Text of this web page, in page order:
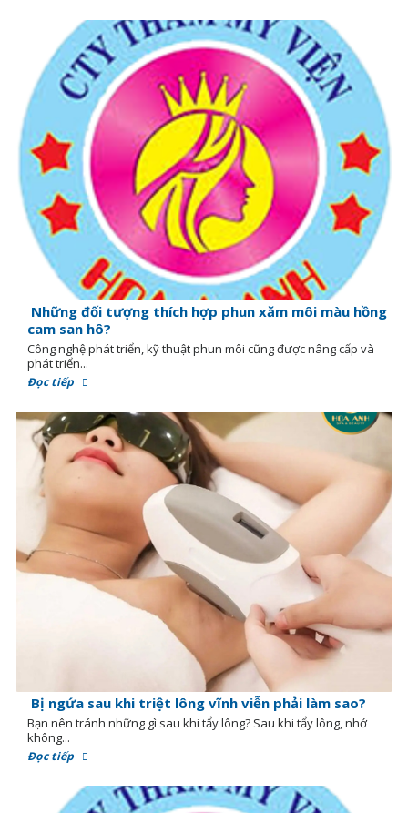
Những đối tượng thích hợp phun xăm môi màu hồng
cam san hô?
Công nghệ phát triển, kỹ thuật phun môi cũng được nâng cấp và
phát triển...
Đọc tiếp
Bị ngứa sau khi triệt lông vĩnh viễn phải làm sao?
Bạn nên tránh những gì sau khi tẩy lông? Sau khi tẩy lông, nhớ
không...
Đọc tiếp